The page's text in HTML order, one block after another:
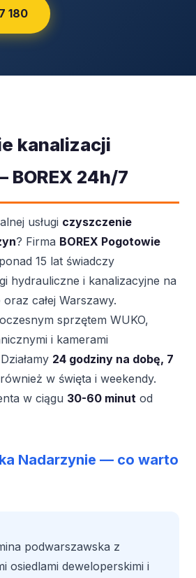
180
kanalizacji
24h/7
usługi czyszczenie
? Firma BOREX Pogotowie
15 lat świadczy
hydrauliczne i kanalizacyjne na
całej Warszawy.
sprzętem WUKO,
i kamerami
24 godziny na dobę, 7
w święta i weekendy.
w ciągu 30-60 minut od
Nadarzynie — co warto
podwarszawska z
osiedlami deweloperskimi i